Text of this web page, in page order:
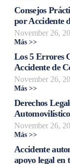
Consejos
por Accidente
November 26,
Más >>
Los 5 Errores
Accidente de
November 26,
Más >>
Derechos
November 26,
Más >>
Accidente
apoyo legal en